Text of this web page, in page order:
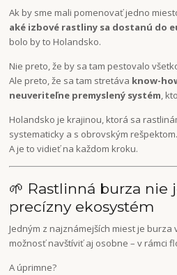
Ak by sme mali pomenovať jedno
aké izbové rastliny sa dostanú do
bolo by to Holandsko.
Nie preto, že by sa tam pestovalo
Ale preto, že sa tam stretáva know-
neuveriteľne premyslený systém,
Holandsko je krajinou, ktorá sa
systematicky a s obrovským rešpektom.
A je to vidieť na každom kroku.
🌱 Rastlinná burza nie
precízny ekosystém
Jedným z najznámejších miest je burza
možnosť navštíviť aj osobne – v rámci
A úprimne?